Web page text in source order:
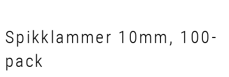
Spikklammer 10mm, 100-
pack